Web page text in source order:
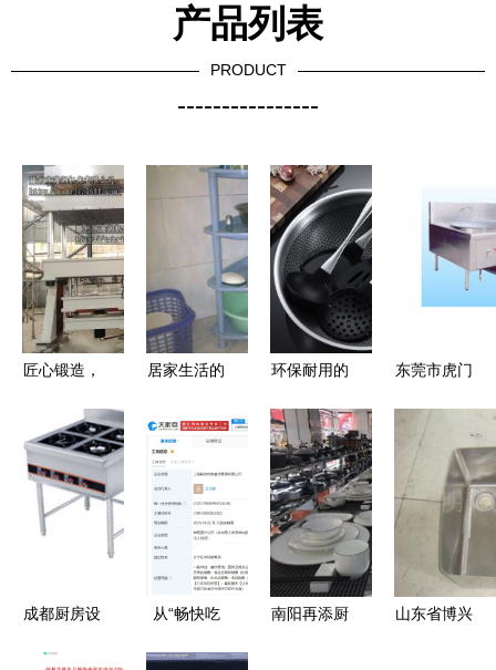
产品列表
PRODUCT
----------------
匠心锻造，
山东达因液
压设备与家
用美学的新
居家生活的
从厨具到茶
具的全方位
日杂用品点
评
环保耐用的
食品级硅胶
铲与不粘锅
的完美搭档
东莞市虎门
备厂
成都厨房设
从“畅快吃
南阳再添厨
山东省博兴